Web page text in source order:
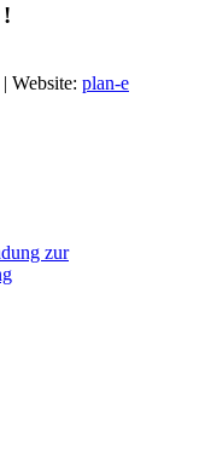
Website: plan-e
zur